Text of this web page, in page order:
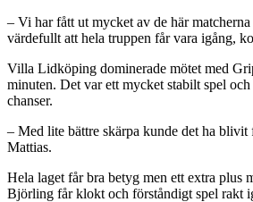
– Vi har fått ut mycket av de här
värdefullt att hela truppen får vara igång,
Villa Lidköping dominerade mötet med
minuten. Det var ett mycket stabilt spel och
chanser.
– Med lite bättre skärpa kunde det ha blivit
Mattias.
Hela laget får bra betyg men ett extra plus
Björling får klokt och förståndigt spel rakt